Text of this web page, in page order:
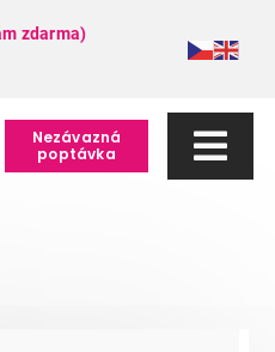
zdarma)
Nezávazná
poptávka